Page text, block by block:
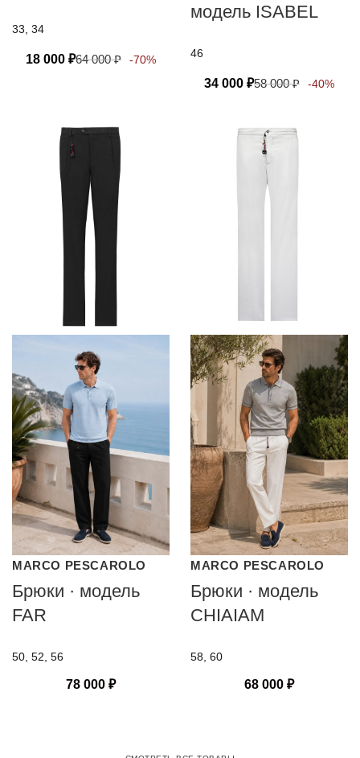
33, 34
18 000 ₽64 000₽ -70%
модель ISABEL
46
34 000 ₽58 000₽ -40%
MARCO PESCAROLO
Брюки · модель
FAR
50, 52, 56
78 000 ₽
MARCO PESCAROLO
Брюки · модель
CHIAIAM
58, 60
68 000 ₽